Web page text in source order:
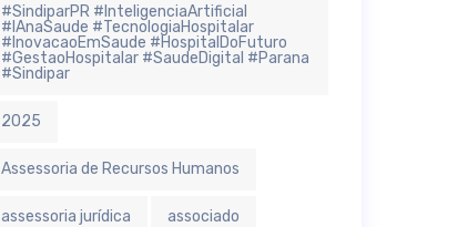
#SindiparPR #InteligenciaArtificial
#IAnaSaude #TecnologiaHospitalar
#InovacaoEmSaude #HospitalDoFuturo
#GestaoHospitalar #SaudeDigital #Parana
#Sindipar
2025
Assessoria de Recursos Humanos
assessoria jurídica associado